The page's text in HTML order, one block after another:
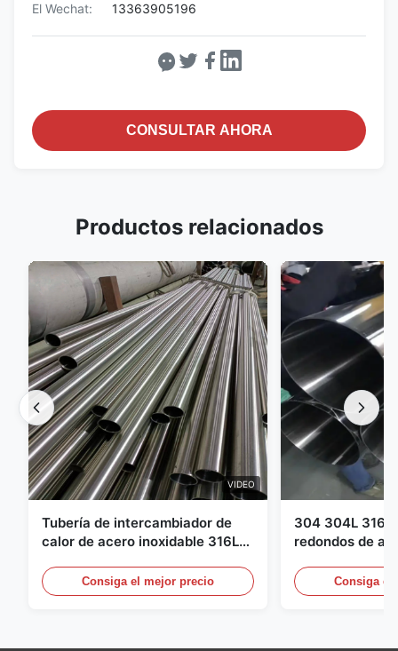
El Wechat:
13363905196
CONSULTAR AHORA
Productos relacionados
VIDEO
Tubería de intercambiador de
calor de acero inoxidable 316L
corrosiónConsiga el mejor precio
304 304L 316
redondos de
Consiga el